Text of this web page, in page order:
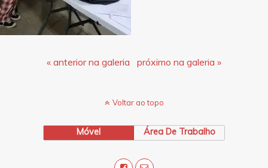
« anterior na galeria próximo na galeria »
Voltar ao topo
Móvel Área De Trabalho